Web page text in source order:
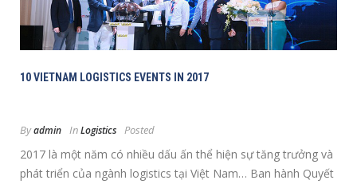
10 VIETNAM LOGISTICS EVENTS IN 2017
Byadmin InLogistics Posted
2017 là một năm có nhiều dấu ấn thể hiện sự tăng trưởng và
phát triển của ngành logistics tại Việt Nam… Ban hành Quyết